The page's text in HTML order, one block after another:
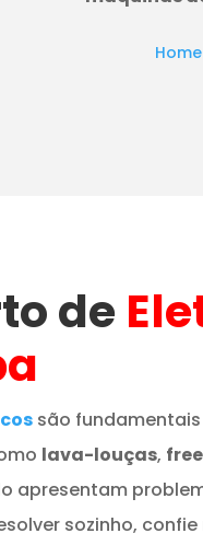
Home
de
são
lava-louças,
apresentam
sozinho,